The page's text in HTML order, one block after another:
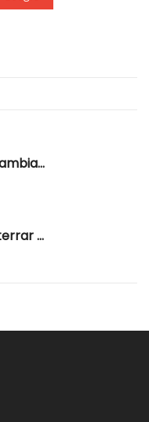
Cambiar nombre en Twitter. Cambia tu Nick de usuario
3 mitos del SEO que debes desterrar desde ya